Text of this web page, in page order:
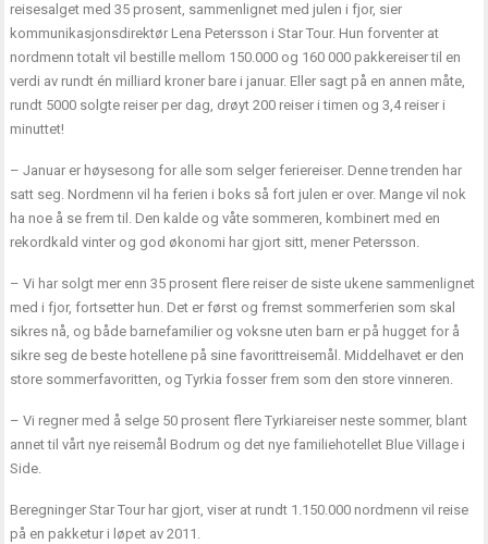
reisesalget med 35 prosent, sammenlignet med julen i fjor, sier
kommunikasjonsdirektør Lena Petersson i Star Tour. Hun forventer at
nordmenn totalt vil bestille mellom 150.000 og 160 000 pakkereiser til en
verdi av rundt én milliard kroner bare i januar. Eller sagt på en annen måte,
rundt 5000 solgte reiser per dag, drøyt 200 reiser i timen og 3,4 reiser i
minuttet!
– Januar er høysesong for alle som selger feriereiser. Denne trenden har
satt seg. Nordmenn vil ha ferien i boks så fort julen er over. Mange vil nok
ha noe å se frem til. Den kalde og våte sommeren, kombinert med en
rekordkald vinter og god økonomi har gjort sitt, mener Petersson.
– Vi har solgt mer enn 35 prosent flere reiser de siste ukene sammenlignet
med i fjor, fortsetter hun. Det er først og fremst sommerferien som skal
sikres nå, og både barnefamilier og voksne uten barn er på hugget for å
sikre seg de beste hotellene på sine favorittreisemål. Middelhavet er den
store sommerfavoritten, og Tyrkia fosser frem som den store vinneren.
– Vi regner med å selge 50 prosent flere Tyrkiareiser neste sommer, blant
annet til vårt nye reisemål Bodrum og det nye familiehotellet Blue Village i
Side.
Beregninger Star Tour har gjort, viser at rundt 1.150.000 nordmenn vil reise
på en pakketur i løpet av 2011.